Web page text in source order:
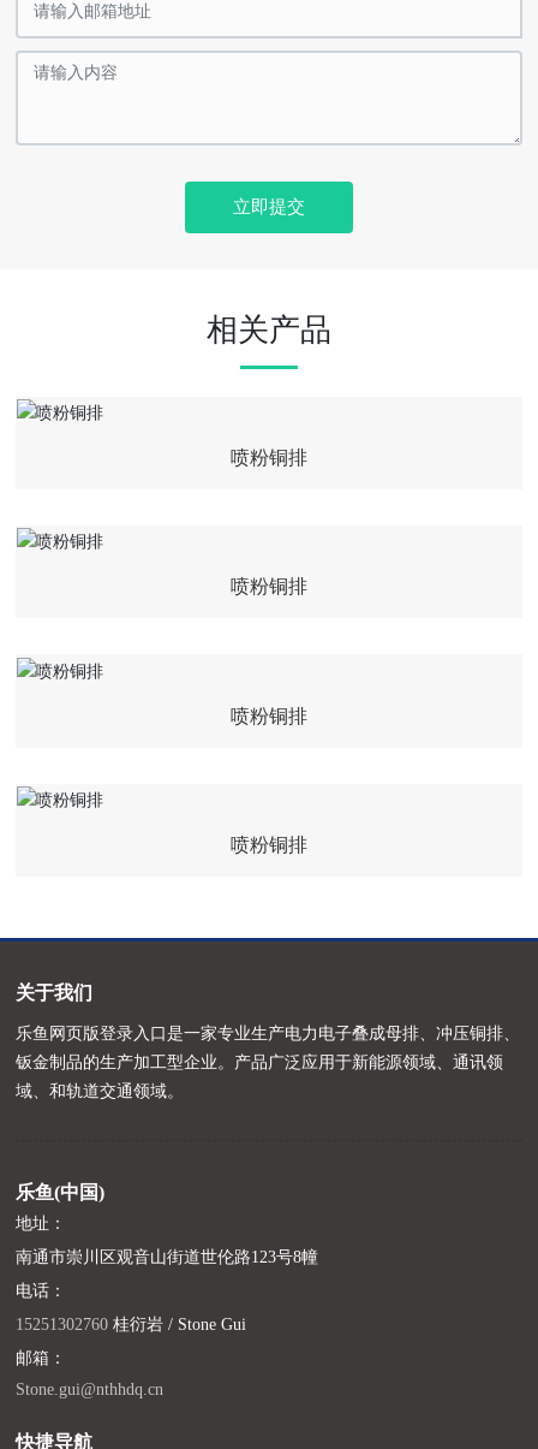
立即提交
相关产品
喷粉铜排
喷粉铜排
喷粉铜排
喷粉铜排
关于我们
乐鱼网页版登录入口是一家专业生产电力电子叠成母排、冲压铜排、
钣金制品的生产加工型企业。产品广泛应用于新能源领域、通讯领
域、和轨道交通领域。
乐鱼(中国)
地址：
南通市崇川区观音山街道世伦路123号8幢
电话：
15251302760 桂衍岩 / Stone Gui
邮箱：
Stone.gui@nthhdq.cn
快捷导航